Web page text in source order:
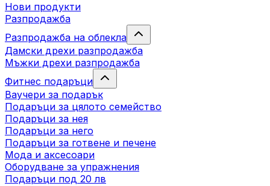
Нови продукти
Разпродажба
Разпродажба на облекла
Дамски дрехи разпродажба
Мъжки дрехи разпродажба
Фитнес подаръци
Ваучери за подарък
Подаръци за цялото семейство
Подаръци за нея
Подаръци за него
Подаръци за готвене и печене
Мода и аксесоари
Оборудване за упражнения
Подаръци под 20 лв